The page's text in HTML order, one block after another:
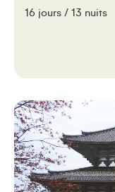
16 jours / 13 nuits